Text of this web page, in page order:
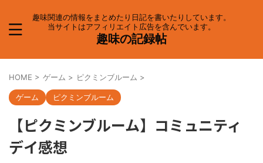
趣味関連の情報をまとめたり日記を書いたりしています。
当サイトはアフィリエイト広告を含んでいます。
趣味の記録帖
HOME > ゲーム > ピクミンブルーム >
ゲーム ピクミンブルーム
【ピクミンブルーム】コミュニティ
デイ感想